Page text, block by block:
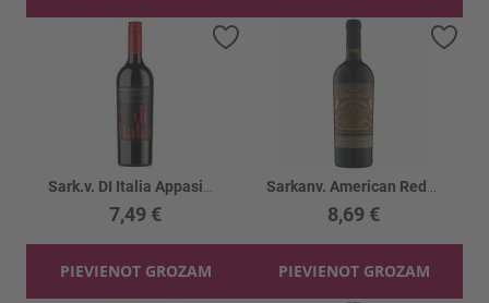
7,49 €
PIEVIENOT GROZAM
8,69 €
PIEVIENOT GROZAM